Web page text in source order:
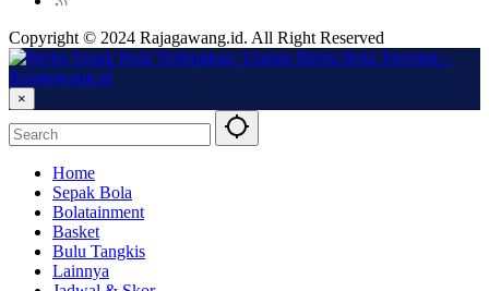
Copyright © 2024 Rajagawang.id. All Right Reserved
×
Home
Sepak Bola
Bolatainment
Basket
Bulu Tangkis
Lainnya